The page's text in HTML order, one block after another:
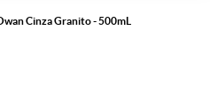
Cinza Granito - 500mL